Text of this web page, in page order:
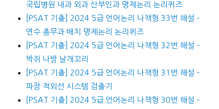
국립병원 내과 외과 산부인과 명제논리 논리퀴즈
[PSAT 기출] 2024 5급 언어논리 나책형 33번 해설 –
연수 총무과 배치 명제논리 논리퀴즈
[PSAT 기출] 2024 5급 언어논리 나책형 32번 해설 –
박쥐 나방 날개꼬리
[PSAT 기출] 2024 5급 언어논리 나책형 31번 해설 –
파장 적외선 시스템 검출기
[PSAT 기출] 2024 5급 언어논리 나책형 30번 해설 –